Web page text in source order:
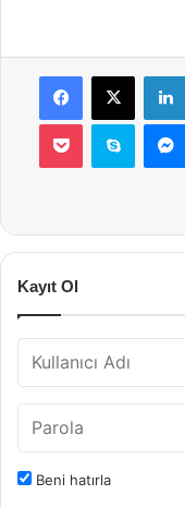
Facebook
X
Pocket Skype
Kayıt Ol
Beni hatırla